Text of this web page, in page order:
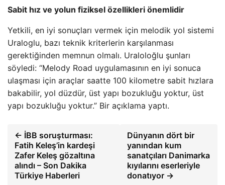
Sabit hız ve yolun fiziksel özellikleri önemlidir
Yetkili, en iyi sonuçları vermek için melodik yol sistemi
Uraloglu, bazı teknik kriterlerin karşılanması
gerektiğinden memnun olmalı. Uraloloğlu şunları
söyledi: “Melody Road uygulamasının en iyi sonuca
ulaşması için araçlar saatte 100 kilometre sabit hızlara
bakabilir, yol düzdür, üst yapı bozukluğu yoktur, üst
yapı bozukluğu yoktur.” Bir açıklama yaptı.
← İBB soruşturması:
Fatih Keleş’in kardeşi
Zafer Keleş gözaltına
alındı – Son Dakika
Türkiye Haberleri
Dünyanın dört bir
yanından kum
sanatçıları Danimarka
kıyılarını eserleriyle
donatıyor →